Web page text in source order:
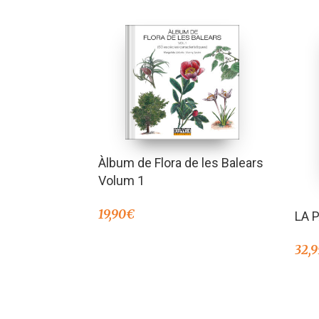
Àlbum de Flora de les Balears
Volum 1
19,90€ LA